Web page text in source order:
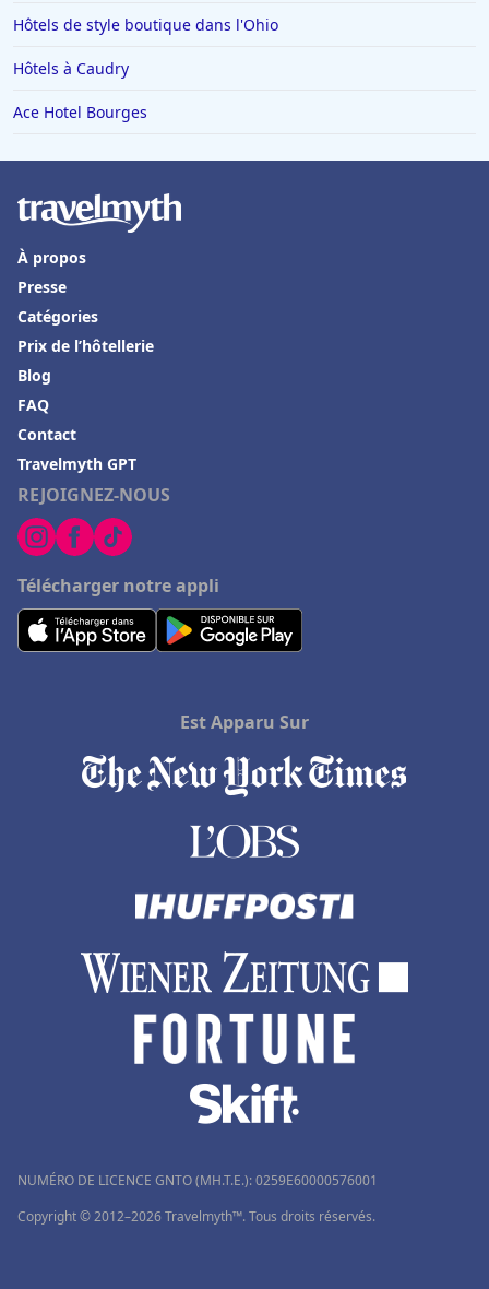
Hôtels de style boutique dans l'Ohio
Hôtels à Caudry
Ace Hotel Bourges
REJOIGNEZ-NOUS
Télécharger notre appli
À propos
Presse
Catégories
Prix de l’hôtellerie
Blog
FAQ
Contact
Travelmyth GPT
Est Apparu Sur
NUMÉRO DE LICENCE GNTO (MH.T.E.): 0259Ε60000576001
Copyright © 2012–2026 Travelmyth™. Tous droits réservés.